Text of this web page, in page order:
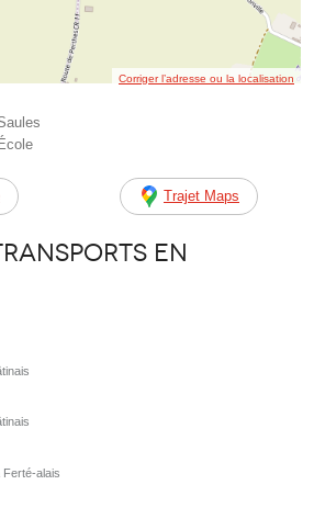
Corriger l’adresse ou la localisation
Trajet Maps
en
Ferté-alais